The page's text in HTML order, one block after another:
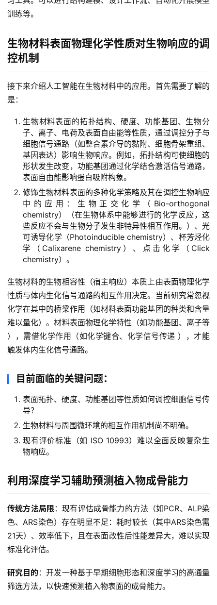
训练等。
生物材料表面物理化学性质对生物响应的调
控机制
接下来介绍人工智能在生物材料中的应用。首先需要了解的
是：
生物材料表面的拓扑结构、硬度、功能基团、生物分
子、离子、电荷及表面自由能等性质，通过调控分子与
细胞信号通路（如整合素介导的黏附、细胞骨架重组、
基因表达）影响生物响应。例如，拓扑结构可使细胞的
形状发生改变，功能基团通过化学结合激活信号通路，
表面自由能影响蛋白吸附构象。
修饰生物材料表面的多种化学策略及其在调控生物响应
中的应用：生物正交化学（Bio-orthogonal
chemistry）（在生物体系中能够进行的化学反应，这
些反应不会与生物分子发生非特异性相互作用。）、光
可诱导化学（Photoinducible chemistry）、杯芳烃化
学（Calixarene chemistry）、点击化学（Click
chemistry）。
生物材料的生物相容性（宿主响应）本质上由表面物理化学
性质与体内生化信号通路的相互作用决定。当前研究常忽视
化学在其中的桥梁作用（如材料表面功能基团的种类和含量
难以量化）。材料表面物理化学特性（如功能基团、离子等
），需借化学作用（如化学键合、化学信号传递 ），才能
触发体内生化信号通路。
目前面临的关键问题：
表面拓扑、硬度、功能基团等性质如何调控细胞信号传
导？
生物材料与周围微环境的相互作用机制尚不明确。
现有评价标准（如 ISO 10993）难以全面反映复杂生
物响应。
利用深度学习辅助预测植入物成骨能力
传统方法局限 ：现有评估成骨能力的方法（如PCR、ALP染
色、ARS染色）存在明显不足：耗时较长（其中ARS染色需
21天）、效率低下，且在表面改性后性能差异大，难以实现
标准化评估。
研究目的：开发一种基于早期细胞形态和深度学习的高通量
筛选方法，以快速预测植入物表面的成骨能力。